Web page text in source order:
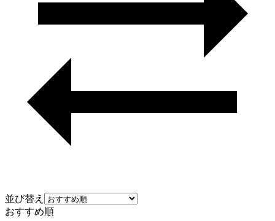
並び替え
おすすめ順